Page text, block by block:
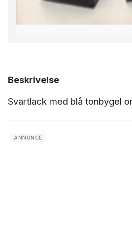
Beskrivelse
Svartlack med blå tonbygel